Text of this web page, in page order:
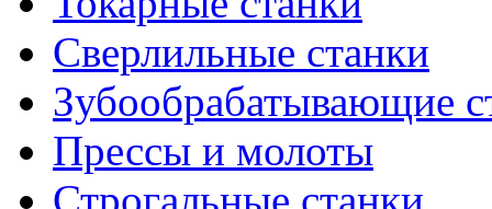
Сверлильные станки
Зубообрабатывающие
Прессы и молоты
Строгальные станки